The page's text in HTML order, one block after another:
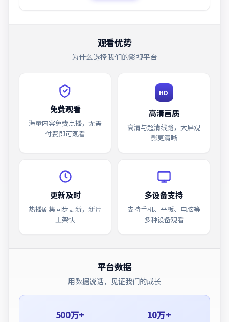
观看优势
为什么选择我们的影视平台
免费观看
海量内容免费点播，无需
付费即可观看
HD
高清画质
高清与超清线路，大屏观
影更清晰
更新及时
热播剧集同步更新，新片
上架快
多设备支持
支持手机、平板、电脑等
多种设备观看
平台数据
用数据说话，见证我们的成长
500万+ 10万+